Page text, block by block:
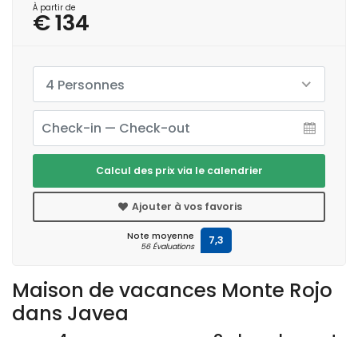
Maison de vacances Monte Rojo
dans Javea
À partir de
€ 134
4 Personnes
Calcul des prix via le calendrier
Ajouter à vos favoris
Note moyenne
56 Évaluations 7,3